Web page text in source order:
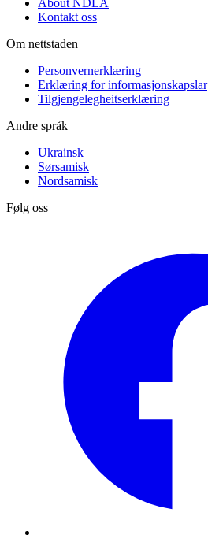
About NDLA
Kontakt oss
Om nettstaden
Personvernerklæring
Erklæring for informasjonskapslar
Tilgjengelegheitserklæring
Andre språk
Ukrainsk
Sørsamisk
Nordsamisk
Følg oss